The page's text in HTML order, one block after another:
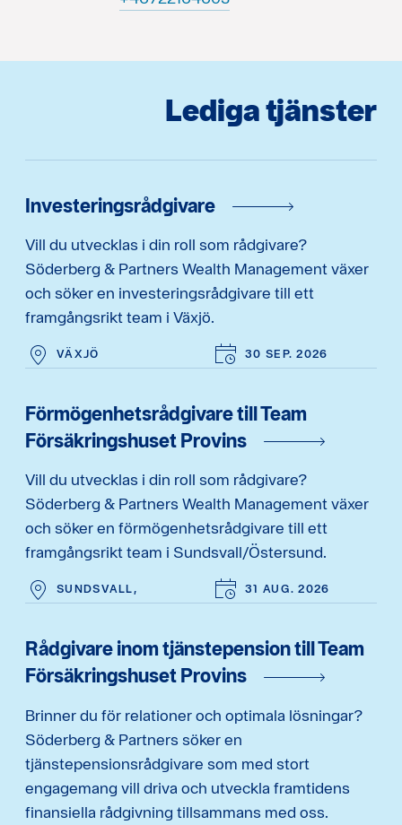
Lediga tjänster
Investeringsrådgivare
Vill du utvecklas i din roll som rådgivare?
Söderberg & Partners Wealth Management växer
och söker en investeringsrådgivare till ett
framgångsrikt team i Växjö.
VÄXJÖ 30 SEP. 2026
Förmögenhetsrådgivare till Team
Försäkringshuset Provins
Vill du utvecklas i din roll som rådgivare?
Söderberg & Partners Wealth Management växer
och söker en förmögenhetsrådgivare till ett
framgångsrikt team i Sundsvall/Östersund.
SUNDSVALL, 31 AUG. 2026
Rådgivare inom tjänstepension till Team
Försäkringshuset Provins
Brinner du för relationer och optimala lösningar?
Söderberg & Partners söker en
tjänstepensionsrådgivare som med stort
engagemang vill driva och utveckla framtidens
finansiella rådgivning tillsammans med oss.